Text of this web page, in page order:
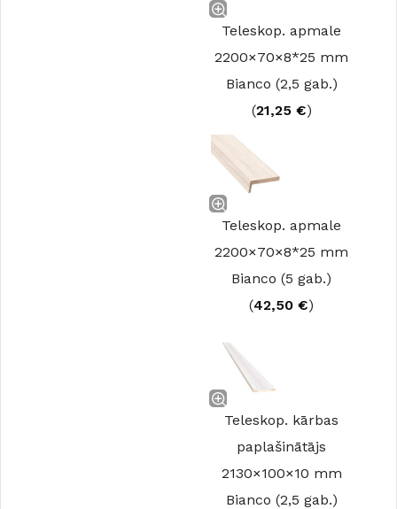
Teleskop. apmale
2200×70×8*25 mm
Bianco (2,5 gab.)
(21,25 €)
Teleskop. apmale
2200×70×8*25 mm
Bianco (5 gab.)
(42,50 €)
Teleskop. kārbas
paplašinātājs
2130×100×10 mm
Bianco (2,5 gab.)